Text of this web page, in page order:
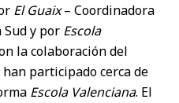
El Guaix– Coordinadora
Sud y por Escola
la colaboración del
participado cerca de
Escola Valenciana. El